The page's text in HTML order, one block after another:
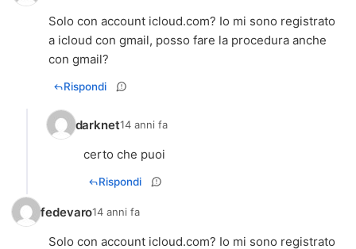
Solo con account icloud.com? Io mi sono registrato
a icloud con gmail, posso fare la procedura anche
con gmail?
Rispondi
darknet14 anni fa
certo che puoi
Rispondi
fedevaro14 anni fa
Solo con account icloud.com? Io mi sono registrato